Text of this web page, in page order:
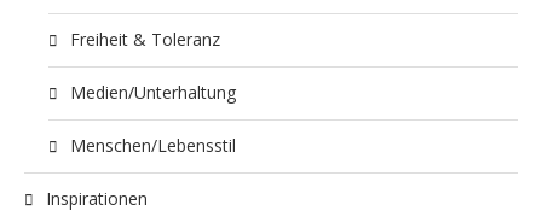
Freiheit & Toleranz
Medien/Unterhaltung
Menschen/Lebensstil
Inspirationen